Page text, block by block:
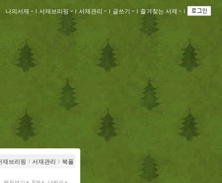
나의서재 ｌ 서재브리핑 ｌ 서재관리 ｌ 글쓰기 ｌ 즐겨찾는 서재 ｌ
재브리핑 ｌ 서재관리 ｌ 북플